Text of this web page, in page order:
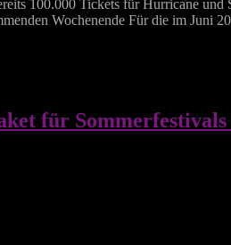
100.000 Tickets für Hurricane und
Wochenende Für die im Juni
für Sommerfestivals